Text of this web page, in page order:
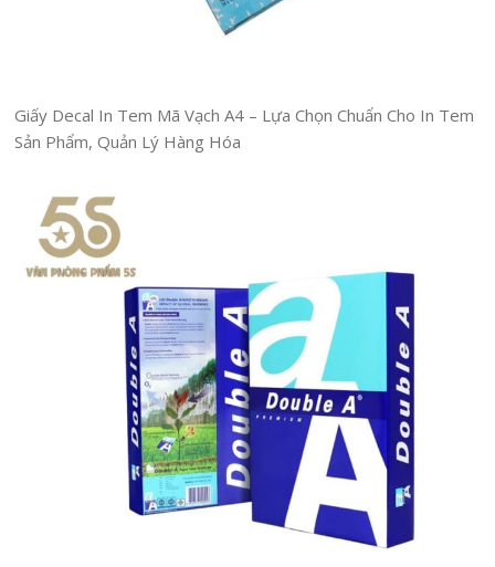
Giấy Decal In Tem Mã Vạch A4 – Lựa Chọn Chuẩn Cho In Tem
Sản Phẩm, Quản Lý Hàng Hóa